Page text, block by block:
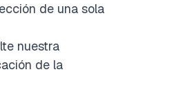
de una sola
nuestra
de la